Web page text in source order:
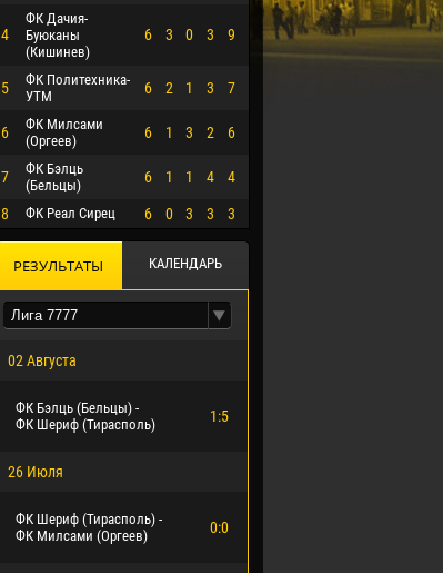
4
ФК Дачия-
Буюканы
(Кишинев)
6 3 0 3 9
5
ФК Политехника-
УТМ
6 2 1 3 7
6
ФК Милсами
(Оргеев)
6 1 3 2 6
7
ФК Бэлць
(Бельцы)
6 1 1 4 4
8 ФК Реал Сирец 6 0 3 3 3
РЕЗУЛЬТАТЫ КАЛЕНДАРЬ
02 Августа
ФК Бэлць (Бельцы) -
ФК Шериф (Тирасполь)
1:5
26 Июля
ФК Шериф (Тирасполь) -
ФК Милсами (Оргеев)
0:0